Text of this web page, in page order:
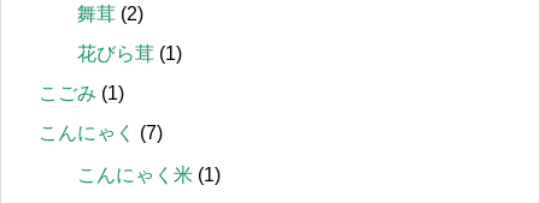
舞茸 (2)
花びら茸 (1)
こごみ (1)
こんにゃく
(7)
こんにゃく米 (1)